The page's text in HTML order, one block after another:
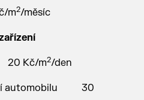
m2/měsíc
Kč/m2/den
automobilu 30